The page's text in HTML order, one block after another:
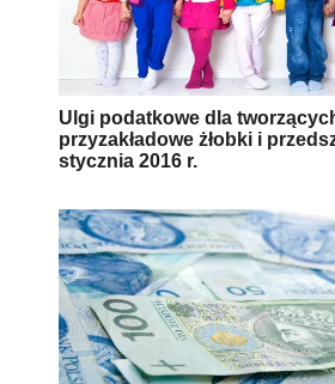
Ulgi podatkowe dla
przyzakładowe żłobki i
stycznia 2016 r.